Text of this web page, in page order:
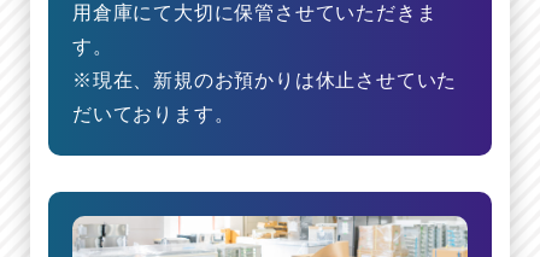
用倉庫にて大切に保管させていただきま
す。
※現在、新規のお預かりは休止させていた
だいております。